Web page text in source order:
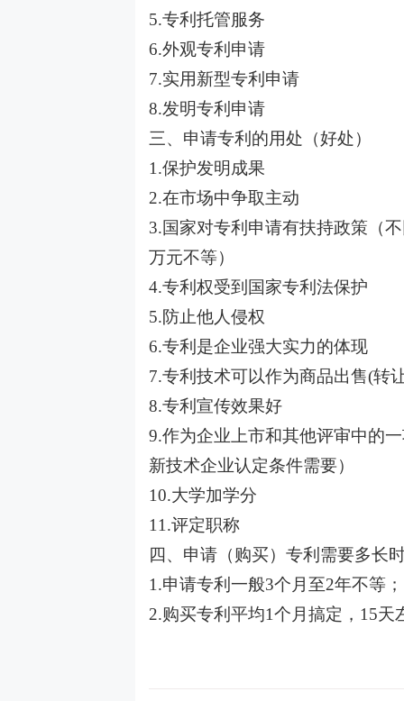
5.专利托管服务
6.外观专利申请
7.实用新型专利申请
8.发明专利申请
三、申请专利的用处（好处）
1.保护发明成果
2.在市场中争取主动
3.国家对专利申请有扶持政策（
万元不等）
4.专利权受到国家专利法保护
5.防止他人侵权
6.专利是企业强大实力的体现
7.专利技术可以作为商品出售(转
8.专利宣传效果好
9.作为企业上市和其他评审中的
新技术企业认定条件需要）
10.大学加学分
11.评定职称
四、申请（购买）专利需要多长
1.申请专利一般3个月至2年不等；
2.购买专利平均1个月搞定，15天